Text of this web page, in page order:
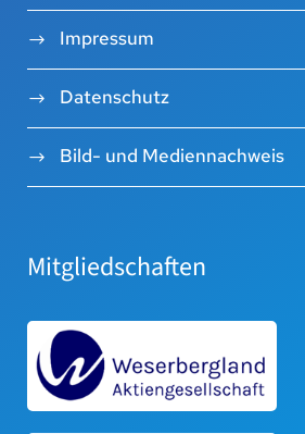
Impressum
Datenschutz
Bild- und Mediennachweis
Mitgliedschaften